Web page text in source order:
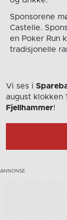
Sponsorene
Castelle.
en Poker Run
tradisjonelle
Vi ses i
august klokken
Fjellhammer!